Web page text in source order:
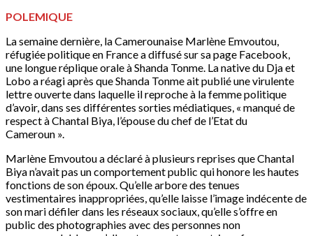
POLEMIQUE
La semaine dernière, la Camerounaise Marlène Emvoutou,
réfugiée politique en France a diffusé sur sa page Facebook,
une longue réplique orale à Shanda Tonme. La native du Dja et
Lobo a réagi après que Shanda Tonme ait publié une virulente
lettre ouverte dans laquelle il reproche à la femme politique
d’avoir, dans ses différentes sorties médiatiques, « manqué de
respect à Chantal Biya, l’épouse du chef de l’Etat du
Cameroun ».
Marlène Emvoutou a déclaré à plusieurs reprises que Chantal
Biya n’avait pas un comportement public qui honore les hautes
fonctions de son époux. Qu’elle arbore des tenues
vestimentaires inappropriées, qu’elle laisse l’image indécente de
son mari défiler dans les réseaux sociaux, qu’elle s’offre en
public des photographies avec des personnes non